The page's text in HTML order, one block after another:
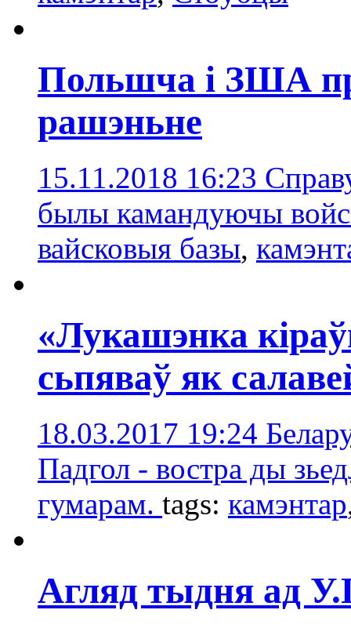
Польшча і ЗША
рашэньне
15.11.2018 16:23
былы камандуючы
вайсковыя базы,
«Лукашэнка
сьпяваў як
18.03.2017 19:24
Падгол - востра ды
гумарам. tags: камэнтaр
Агляд тыдня ад